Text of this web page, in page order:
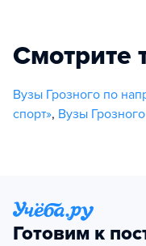
Смотрите
Вузы Грозного по
спорт», Вузы
Готовим к